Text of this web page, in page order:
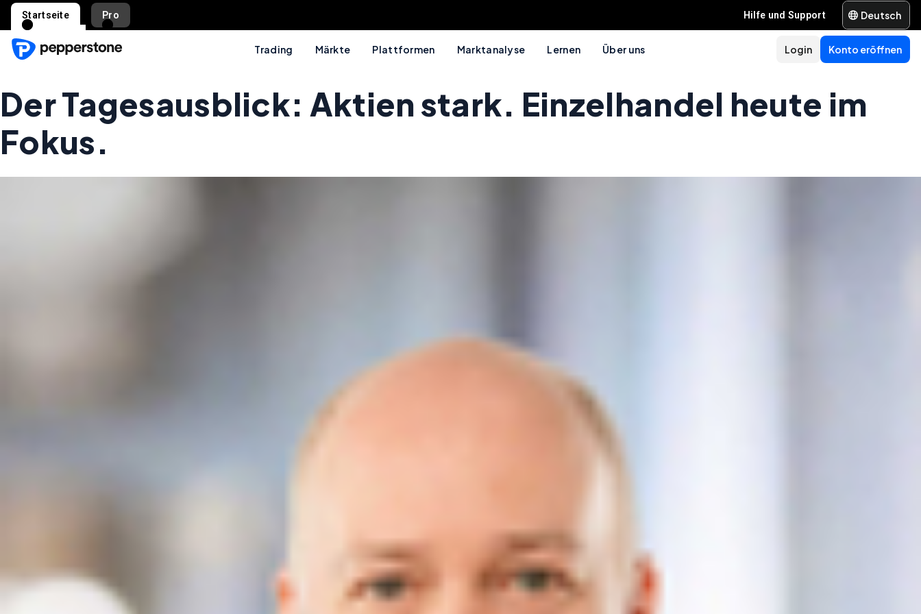
Startseite Pro Hilfe und Support Deutsch
Trading Märkte Plattformen Marktanalyse Lernen Über uns Konto eröffnen
Login
Der Tagesausblick: Aktien stark. Einzelhandel heute im
Fokus.